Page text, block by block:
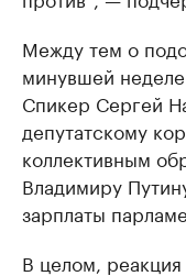
Между тем о
минувшей
Спикер Сергей
депутатскому
коллективным
Владимиру
зарплаты
В целом,